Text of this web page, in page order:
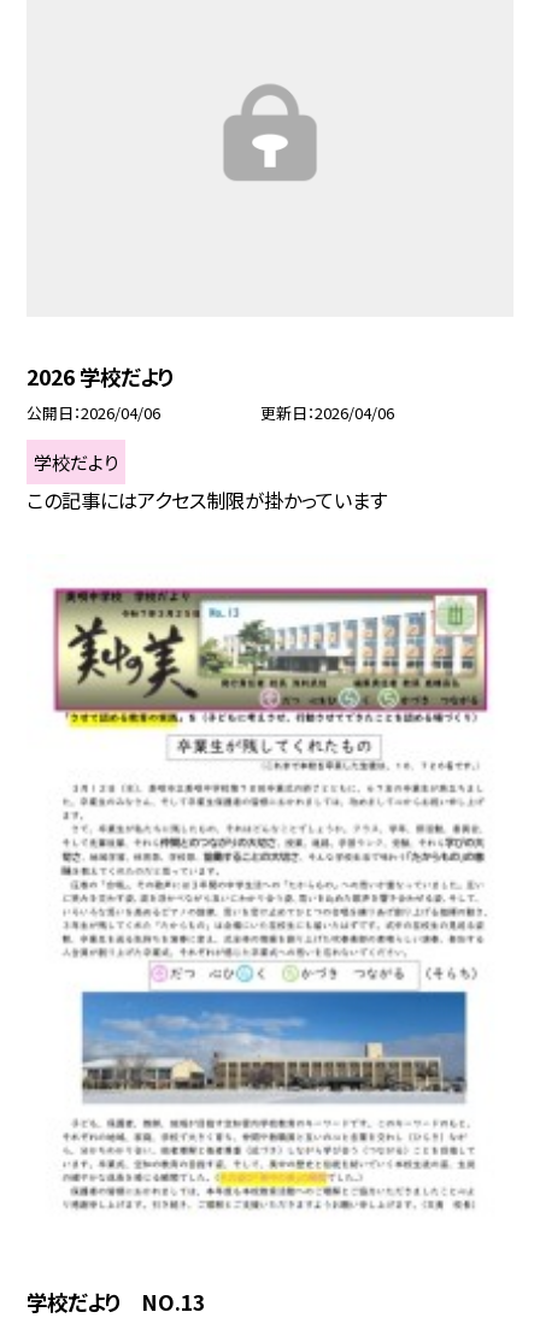
2026 学校だより
公開日 2026/04/06 更新日 2026/04/06
学校だより
この記事にはアクセス制限が掛かっています
学校だより NO.13